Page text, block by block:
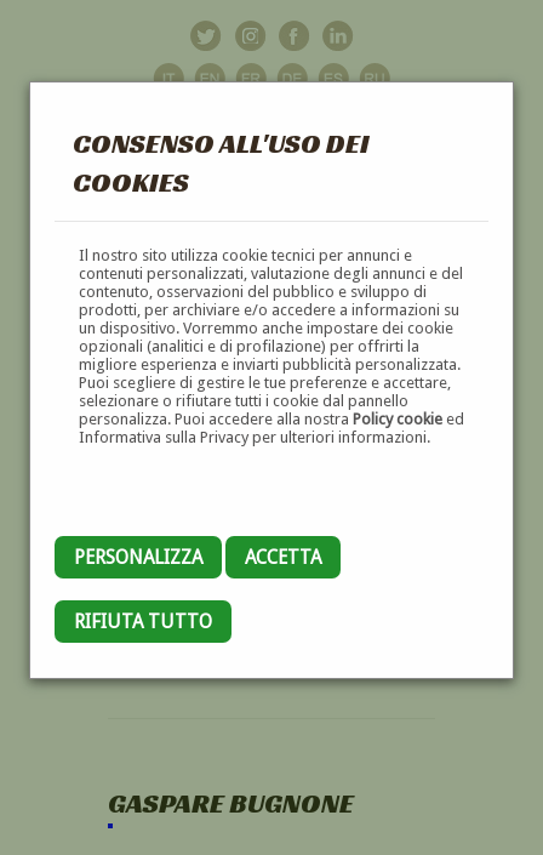
CONSENSO ALL'USO DEI
COOKIES
Il nostro sito utilizza cookie tecnici per annunci e
contenuti personalizzati, valutazione degli annunci e del
contenuto, osservazioni del pubblico e sviluppo di
prodotti, per archiviare e/o accedere a informazioni su
un dispositivo. Vorremmo anche impostare dei cookie
opzionali (analitici e di profilazione) per offrirti la
migliore esperienza e inviarti pubblicità personalizzata.
Puoi scegliere di gestire le tue preferenze e accettare,
selezionare o rifiutare tutti i cookie dal pannello
personalizza. Puoi accedere alla nostra Policy cookieed
Informativa sulla Privacy per ulteriori informazioni.
PERSONALIZZA ACCETTA
RIFIUTA TUTTO
GALLERIAD'ARTE
DIPINTI E SCULTURE '800 E '900
GASPARE BUGNONE